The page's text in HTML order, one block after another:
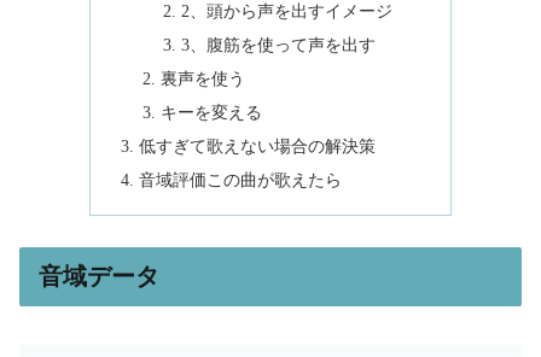
2、頭から声を出すイメージ
3、腹筋を使って声を出す
裏声を使う
キーを変える
低すぎて歌えない場合の解決策
音域評価この曲が歌えたら
音域データ